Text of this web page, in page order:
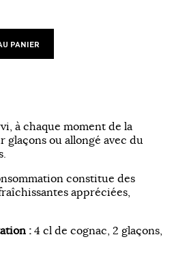
PANIER
à chaque moment de la
glaçons ou allongé avec du
constitue des
appréciées,
: 4 cl de cognac, 2 glaçons,